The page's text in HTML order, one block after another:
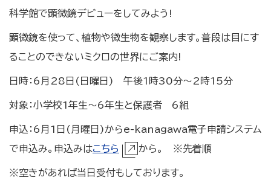
科学館で顕微鏡デビューをしてみよう!
顕微鏡を使って、植物や微生物を観察します。普段は目にす
ることのできないミクロの世界にご案内!
日時：6月28日(日曜日) 午後1時30分～2時15分
対象：小学校1年生～6年生と保護者 6組
申込：6月1日(月曜日)からe-kanagawa電子申請システム
で申込み。申込みはこちら から。 ※先着順
※空きがあれば当日受付もしております。